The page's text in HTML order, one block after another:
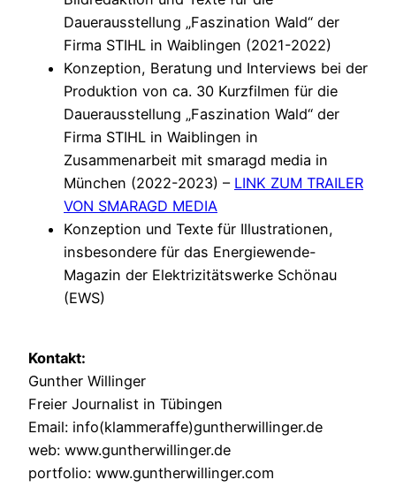
Dauerausstellung „Faszination Wald“ der
Firma STIHL in Waiblingen (2021-2022)
Konzeption, Beratung und Interviews bei der
Produktion von ca. 30 Kurzfilmen für die
Dauerausstellung „Faszination Wald“ der
Firma STIHL in Waiblingen in
Zusammenarbeit mit smaragd media in
München (2022-2023) – LINK ZUM TRAILER
VON SMARAGD MEDIA
Konzeption und Texte für Illustrationen,
insbesondere für das Energiewende-
Magazin der Elektrizitätswerke Schönau
(EWS)
Kontakt:
Gunther Willinger
Freier Journalist in Tübingen
Email: info(klammeraffe)guntherwillinger.de
web: www.guntherwillinger.de
portfolio: www.guntherwillinger.com